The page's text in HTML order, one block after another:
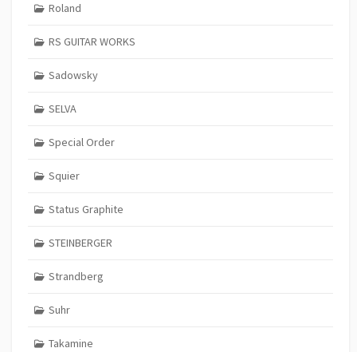
Roland
RS GUITAR WORKS
Sadowsky
SELVA
Special Order
Squier
Status Graphite
STEINBERGER
Strandberg
Suhr
Takamine